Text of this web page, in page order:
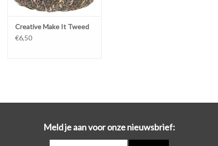
Creative Make It Tweed
€6,50
Meld je aan voor onze nieuwsbrief: